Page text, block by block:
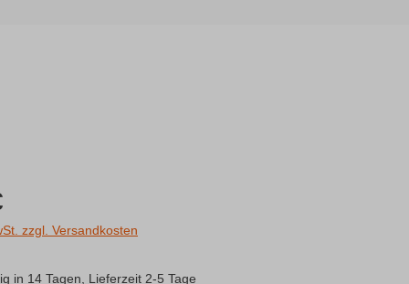
zzgl. Versandkosten
in 14 Tagen, Lieferzeit 2-5 Tage